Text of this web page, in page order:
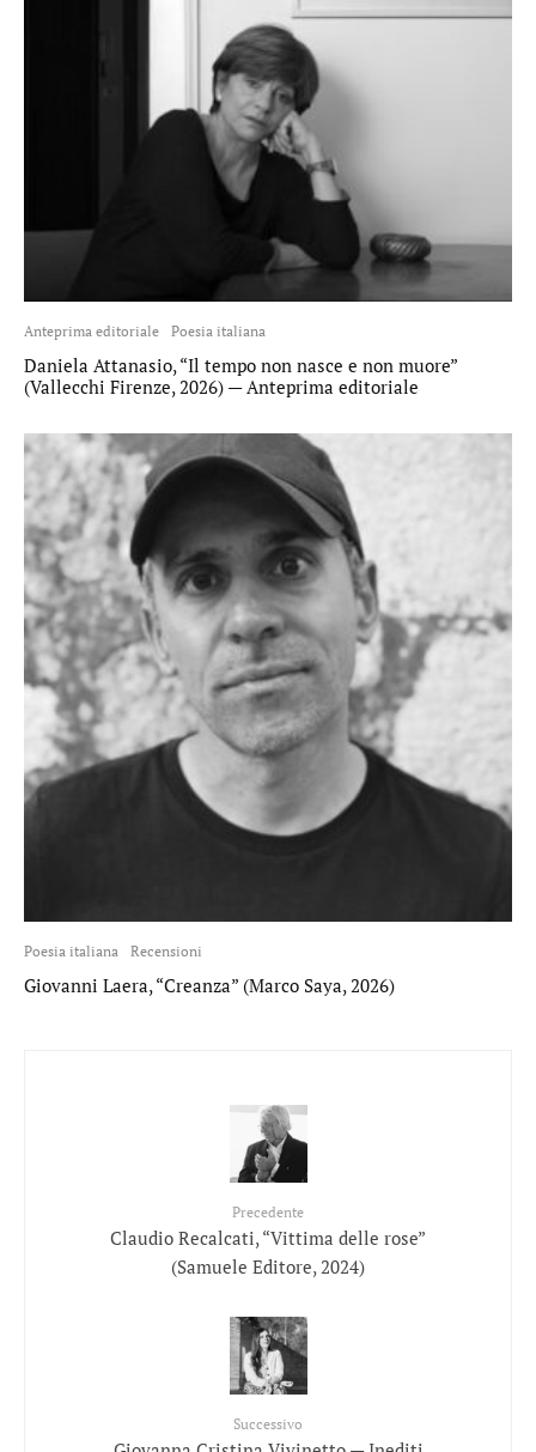
Anteprima editoriale Poesia italiana
Daniela Attanasio, “Il tempo non nasce e non muore”
(Vallecchi Firenze, 2026) — Anteprima editoriale
Poesia italiana Recensioni
Giovanni Laera, “Creanza” (Marco Saya, 2026)
Precedente
Claudio Recalcati, “Vittima delle rose”
(Samuele Editore, 2024)
Successivo